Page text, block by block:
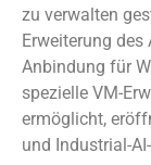
zu verwalten
Erweiterung des
Anbindung für
spezielle VM-
ermöglicht,
und Industrial-